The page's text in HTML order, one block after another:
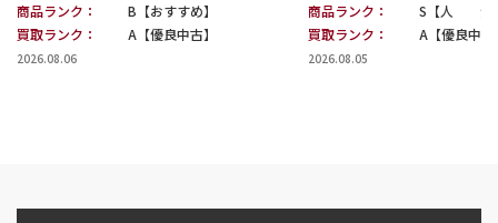
商品ランク：
B【おすすめ】
買取ランク：
A【優良中古】
2026.08.06
商品ランク：
S【人 気
買取ランク：
A【優良中古
2026.08.05